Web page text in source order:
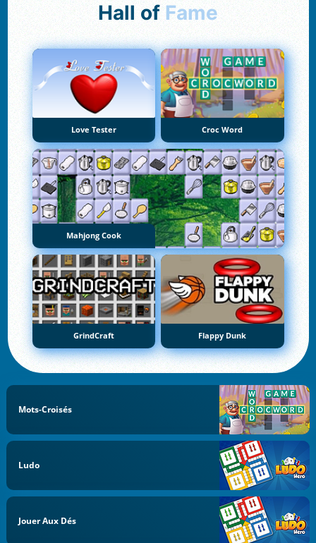
Hall of Fame
Love Tester Croc Word
Mahjong Cook
GrindCraft Flappy Dunk
Mots-Croisés
Ludo
Jouer Aux Dés